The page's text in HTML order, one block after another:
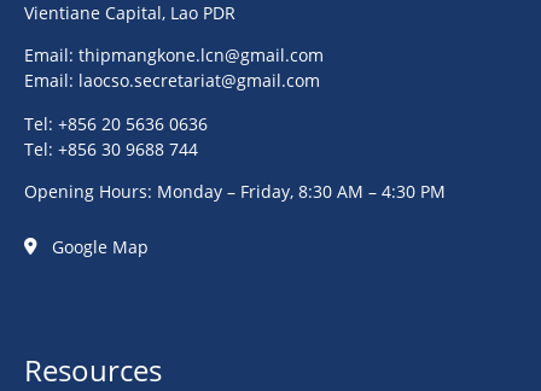
Vientiane Capital, Lao PDR
Email: thipmangkone.lcn@gmail.com
Email: laocso.secretariat@gmail.com
Tel: +856 20 5636 0636
Tel: +856 30 9688 744
Opening Hours: Monday – Friday, 8:30 AM – 4:30 PM
Google Map
Resources